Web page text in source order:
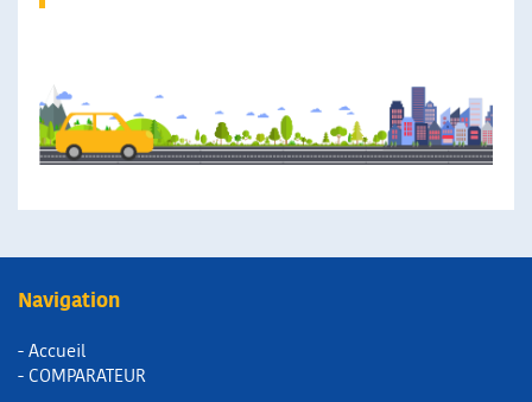
Navigation
- Accueil
- COMPARATEUR